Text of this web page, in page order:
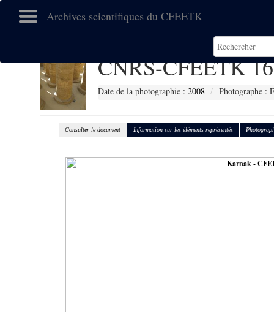
Archives scientifiques du CFEETK
CNRS-CFEETK
Date de la photographie : 2008 Photographe :
Consulter le document Information sur les éléments représentés